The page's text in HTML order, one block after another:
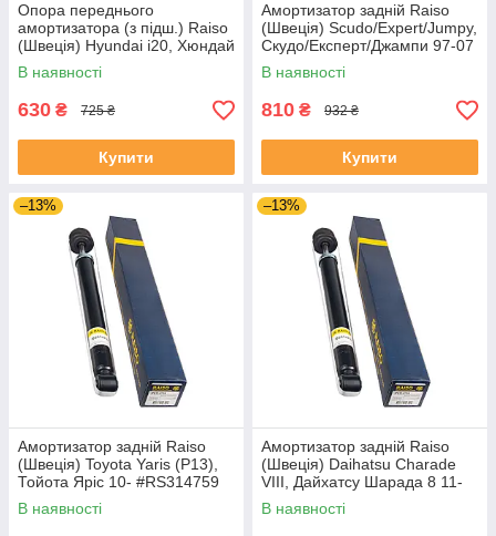
Опора переднього
амортизатора (з підш.) Raiso
(Швеція) Hyundai i20, Хюндай
ай20 08- #RC05818
UAQEDZI4
В наявності
630 ₴ 725 ₴
Купити
Амортизатор задній Raiso
(Швеція) Scudo/Expert/Jumpy,
Скудо/Експерт/Джампи 97-07
#RS280435 UAOFSMB4
В наявності
810 ₴ 932 ₴
Купити
–13%
Амортизатор задній Raiso
(Швеція) Toyota Yaris (P13),
Тойота Яріс 10- #RS314759
UANWOQS4
В наявності
–13%
Амортизатор задній Raiso
(Швеція) Daihatsu Charade
VIII, Дайхатсу Шарада 8 11-
#RS314759 UAAAAFU4
В наявності